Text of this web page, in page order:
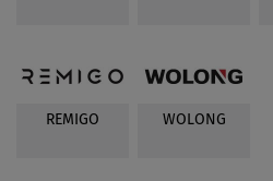
REMIGO WOLONG